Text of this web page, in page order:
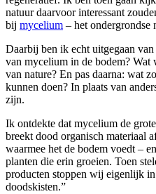
natuur daarvoor interessant
bij mycelium – het ondergrondse
Daarbij ben ik echt uitgegaan
van mycelium in de bodem? Wat
van nature? En pas daarna: wat
kunnen doen? In plaats van
zijn.
Ik ontdekte dat mycelium de
breekt dood organisch materiaal
waarmee het de bodem voedt –
planten die erin groeien. Toen
producten stoppen wij eigenlijk
doodskisten.”